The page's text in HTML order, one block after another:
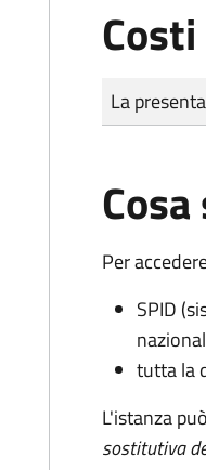
Costi
Tipo di
Importo
La
Per
SPID
tutta la
L'istanza
sostitutiva